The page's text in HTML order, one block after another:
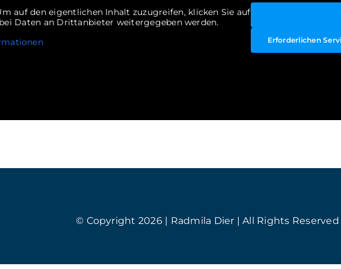
auf den eigentlichen Inhalt zuzugreifen, klicken Sie auf
Daten an Drittanbieter weitergegeben werden.
Erforderlichen
© Copyright 2026 | Radmila Dier | All Rights Reserved